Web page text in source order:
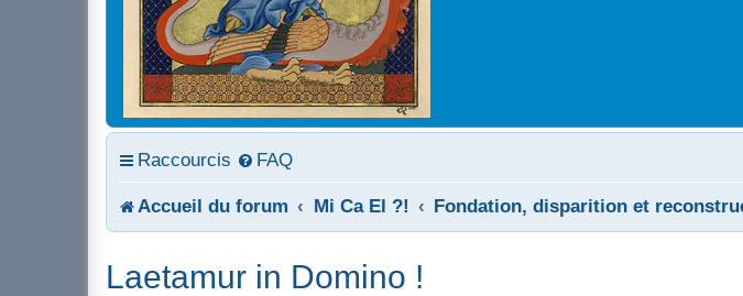
Raccourcis FAQ
Accueil du forum Mi Ca El ?! Fondation, disparition et
Laetamur in Domino !